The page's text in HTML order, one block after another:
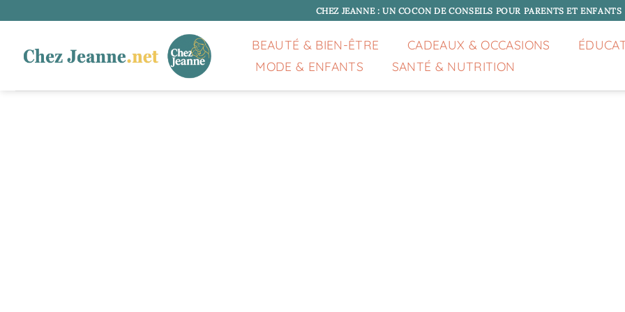
au
CHEZ JEANNE : UN COCON DE CONSEILS POUR PARENTS ET ENFANTS
BEAUTÉ & BIEN-ÊTRE CADEAUX & OCCASIONS
MODE & ENFANTS
SANTÉ & NUTRITION